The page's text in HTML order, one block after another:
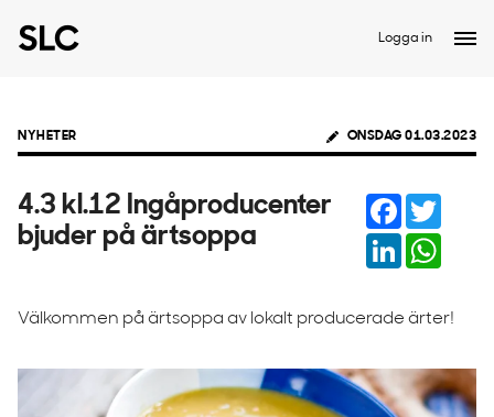
Logga in
NYHETER ONSDAG 01.03.2023
4.3 kl.12 Ingåproducenter
bjuder på ärtsoppa
Facebook
LinkedIn
Välkommen på ärtsoppa av lokalt producerade ärter!